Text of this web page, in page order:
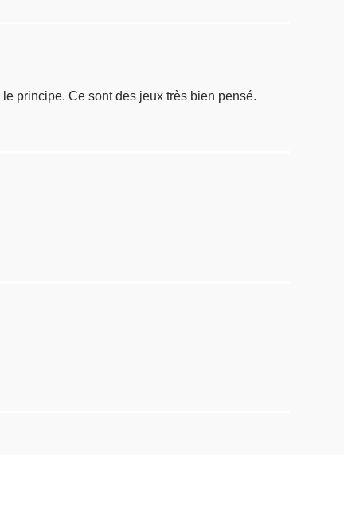
le principe. Ce sont des jeux très bien pensé.